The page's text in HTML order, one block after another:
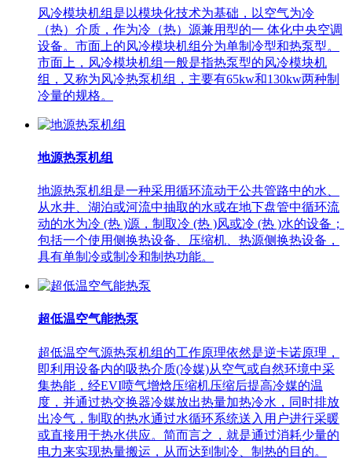
风冷模块机组是以模块化技术为基础，以空气为冷
（热）介质，作为冷（热）源兼用型的一 体化中央空调
设备。市面上的风冷模块机组分为单制冷型和热泵型。
市面上，风冷模块机组一般是指热泵型的风冷模块机
组，又称为风冷热泵机组，主要有65kw和130kw两种制
冷量的规格。
地源热泵机组
地源热泵机组是一种采用循环流动于公共管路中的水、
从水井、湖泊或河流中抽取的水或在地下盘管中循环流
动的水为冷 (热 )源，制取冷 (热 )风或冷 (热 )水的设备；
包括一个使用侧换热设备、压缩机、热源侧换热设备，
具有单制冷或制冷和制热功能。
超低温空气能热泵
超低温空气源热泵机组的工作原理依然是逆卡诺原理，
即利用设备内的吸热介质(冷媒)从空气或自然环境中采
集热能，经EVI喷气增焓压缩机压缩后提高冷媒的温
度，并通过热交换器冷媒放出热量加热冷水，同时排放
出冷气，制取的热水通过水循环系统送入用户进行采暖
或直接用于热水供应。简而言之，就是通过消耗少量的
电力来实现热量搬运，从而达到制冷、制热的目的。